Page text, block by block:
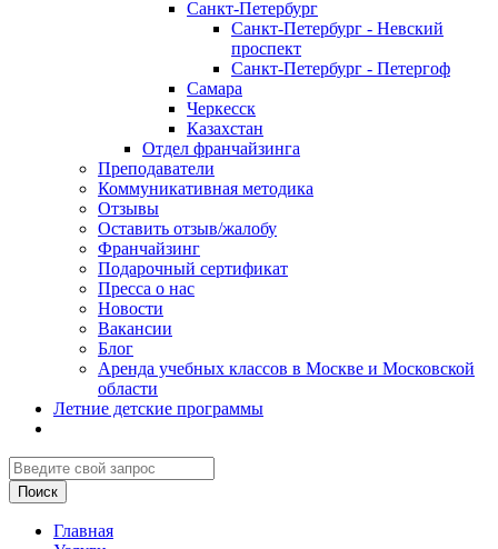
Санкт-Петербург
Санкт-Петербург - Невский
проспект
Санкт-Петербург - Петергоф
Самара
Черкесск
Казахстан
Отдел франчайзинга
Преподаватели
Коммуникативная методика
Отзывы
Оставить отзыв/жалобу
Франчайзинг
Подарочный сертификат
Пресса о нас
Новости
Вакансии
Блог
Аренда учебных классов в Москве и Московской
области
Летние детские программы
Главная